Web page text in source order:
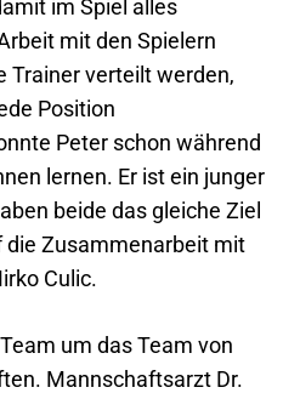
im Spiel alles
mit den Spielern
Trainer verteilt werden,
Position
Peter schon während
lernen. Er ist ein junger
beide das gleiche Ziel
die Zusammenarbeit mit
Culic.
um das Team von
Mannschaftsarzt Dr.